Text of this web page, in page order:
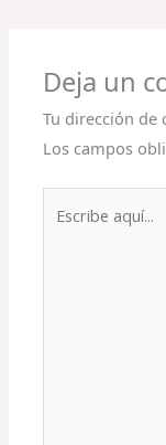
Deja un
Tu dirección de
Los campos